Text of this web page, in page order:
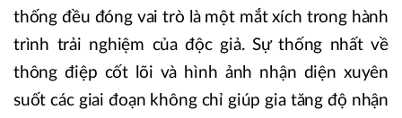
thống đều đóng vai trò là một mắt xích trong hành
trình trải nghiệm của độc giả. Sự thống nhất về
thông điệp cốt lõi và hình ảnh nhận diện xuyên
suốt các giai đoạn không chỉ giúp gia tăng độ nhận